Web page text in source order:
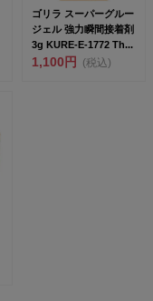
ゴリラ スーパーグルー
ジェル 強力瞬間接着剤
3g KURE-E-1772 Th...
1,100円 (税込)